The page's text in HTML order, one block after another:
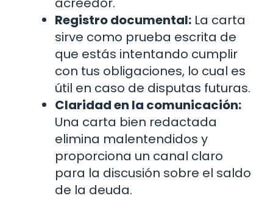
Registro documental: La carta
sirve como prueba escrita de
que estás intentando cumplir
con tus obligaciones, lo cual es
útil en caso de disputas futuras.
Claridad en la comunicación:
Una carta bien redactada
elimina malentendidos y
proporciona un canal claro
para la discusión sobre el saldo
de la deuda.